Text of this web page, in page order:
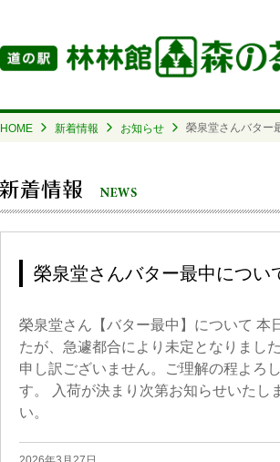
HOME 新着情報 お知らせ 榮泉堂さんバター
榮泉堂さんバター最中につい
榮泉堂さん【バター最中】について 本
たが、急遽都合により未定となりまし
申し訳ございません。ご理解の程よろ
す。 入荷が決まり次第お知らせいたし
い。